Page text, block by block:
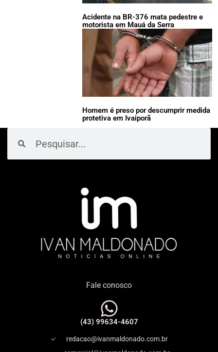
Acidente na BR-376 mata pedestre e
motorista em Mauá da Serra
Homem é preso por descumprir medida
protetiva em Ivaiporã
Fale conosco
(43) 99634-4607
redacao@ivanmaldonado.com.br